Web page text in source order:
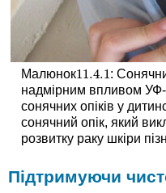
Малюнок11.4.1
11.4.1:
надмірним впливом
сонячних опіків у
сонячний опік, який
розвитку раку шкіри
Підтримуючи